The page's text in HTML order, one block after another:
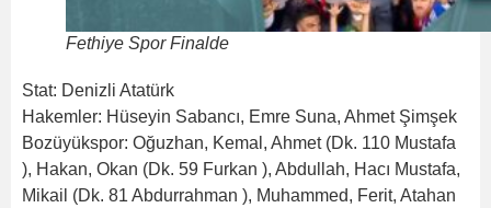
Fethiye Spor Finalde
Stat: Denizli Atatürk
Hakemler: Hüseyin Sabancı, Emre Suna, Ahmet Şimşek
Bozüyükspor: Oğuzhan, Kemal, Ahmet (Dk. 110 Mustafa
), Hakan, Okan (Dk. 59 Furkan ), Abdullah, Hacı Mustafa,
Mikail (Dk. 81 Abdurrahman ), Muhammed, Ferit, Atahan